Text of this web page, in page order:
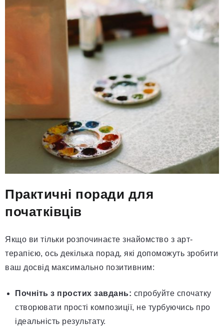
Практичні поради для
початківців
Якщо ви тільки розпочинаєте знайомство з арт-
терапією, ось декілька порад, які допоможуть зробити
ваш досвід максимально позитивним:
Почніть з простих завдань: спробуйте спочатку
створювати прості композиції, не турбуючись про
ідеальність результату.